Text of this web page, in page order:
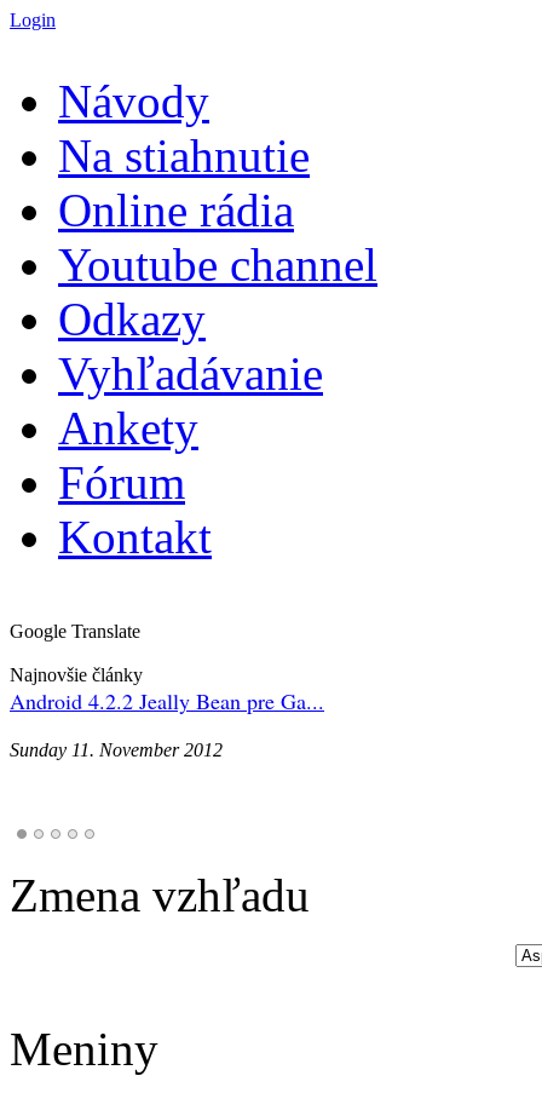
Login
Návody
Na stiahnutie
Online rádia
Youtube channel
Odkazy
Vyhľadávanie
Ankety
Fórum
Kontakt
Google Translate
Najnovšie články
Android 4.2.2 Jeally Bean pre Ga...
Sunday 11. November 2012
Zmena vzhľadu
Meniny